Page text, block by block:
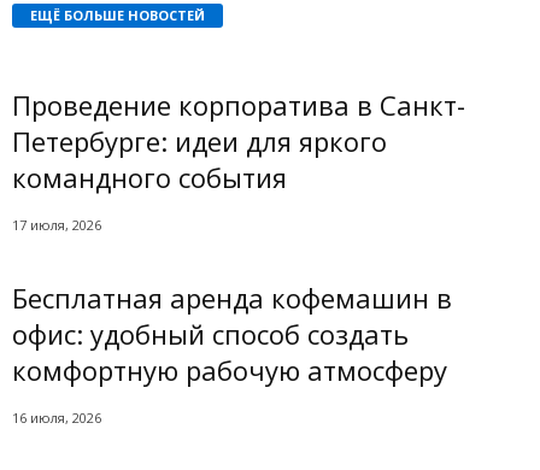
ЕЩЁ БОЛЬШЕ НОВОСТЕЙ
Проведение корпоратива в Санкт-
Петербурге: идеи для яркого
командного события
17 июля, 2026
Бесплатная аренда кофемашин в
офис: удобный способ создать
комфортную рабочую атмосферу
16 июля, 2026